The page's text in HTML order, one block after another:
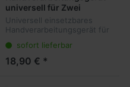
universell für Zwei
Komponenten Klebstoffe
Universell einsetzbares
Handverarbeitungsgerät für
Komponenten Klebstoffen
geeignet, wie zum Beispiel
3M, Lord, Uhu, Sica, Henkel
sofort lieferbar
18,90 € *